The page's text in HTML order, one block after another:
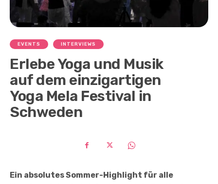
EVENTS INTERVIEWS
Erlebe Yoga und Musik
auf dem einzigartigen
Yoga Mela Festival in
Schweden
Ein absolutes Sommer-Highlight für alle